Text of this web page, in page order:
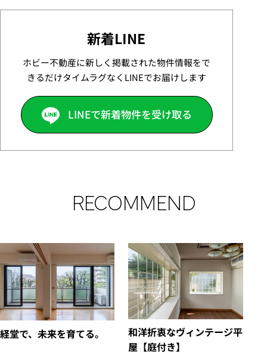
新着LINE
ホビー不動産に新しく掲載された物件情報をで
きるだけタイムラグなくLINEでお届けします
LINEで新着物件を受け取る
RECOMMEND
経堂で、未来を育てる。
和洋折衷なヴィンテージ平
屋【庭付き】